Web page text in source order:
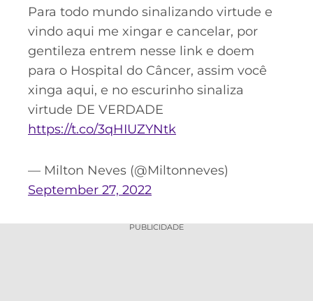
Para todo mundo sinalizando virtude e
vindo aqui me xingar e cancelar, por
gentileza entrem nesse link e doem
para o Hospital do Câncer, assim você
xinga aqui, e no escurinho sinaliza
virtude DE VERDADE
https://t.co/3qHIUZYNtk
— Milton Neves (@Miltonneves)
September 27, 2022
PUBLICIDADE